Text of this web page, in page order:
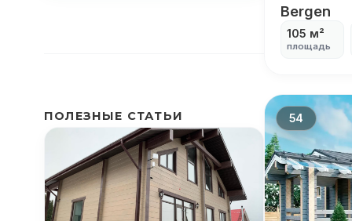
ПОЛЕЗНЫЕ СТАТЬИ
Bergen
Bergen
105 м²
площадь
54